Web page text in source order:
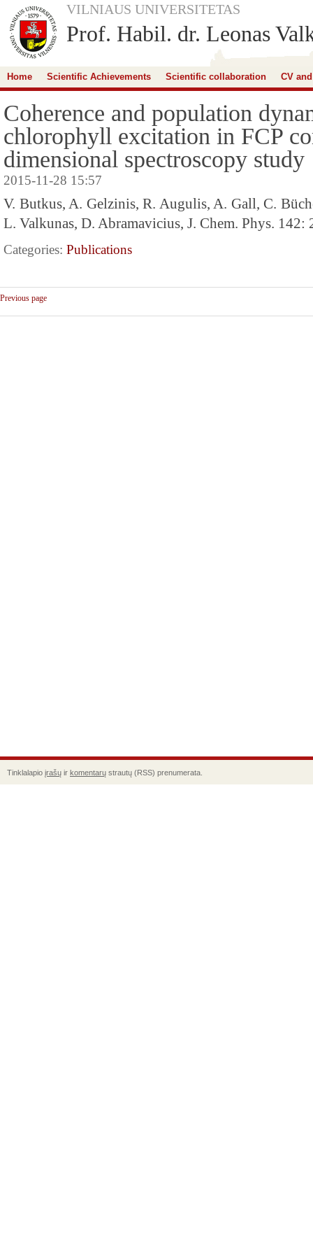
VILNIAUS UNIVERSITETAS
Prof. Habil. dr. Leonas
Home Scientific Achievements Scientific collaboration CV
Coherence and population
chlorophyll excitation in FCP
dimensional spectroscopy study
2015-11-28 15:57
V. Butkus, A. Gelzinis, R. Augulis, A. Gall, C.
L. Valkunas, D. Abramavicius, J. Chem. Phys. 142:
Categories: Publications
Previous page
Tinklalapio įrašų ir komentarų strautų (RSS) prenumerata.